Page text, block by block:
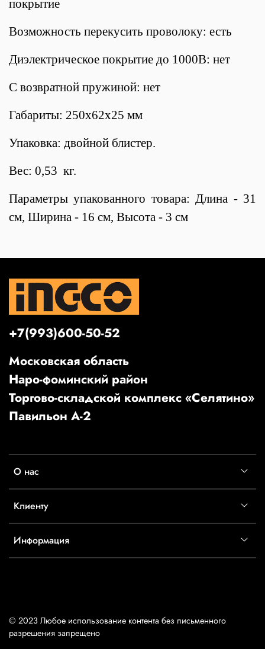
покрытие
Возможность перекусить проволоку: есть
Диэлектрическое покрытие до 1000В: нет
С возвратной пружиной: нет
Габариты: 250х62х25 мм
Упаковка: двойной блистер.
Вес: 0,53 кг.
Параметры упакованного товара: Длина - 31
см, Ширина - 16 см, Высота - 3 см
О нас
Клиенту
Информация
+7(993)600-50-52
Московская область
Наро-фоминский район
Торгово-складской комплекс «Селятино»
Павильон А-2
© 2023 Любое использование контента без письменного
разрешения запрещено